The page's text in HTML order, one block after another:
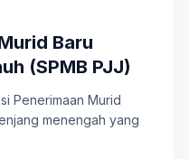
Baru
(SPMB PJJ)
Penerimaan Murid
menengah yang